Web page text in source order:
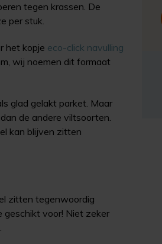
tegen krassen. De
per stuk.
het kopje eco-click navulling
wij noemen dit formaat
glad gelakt parket. Maar
de andere viltsoorten.
kan blijven zitten
zitten tegenwoordig
geschikt voor! Niet zeker